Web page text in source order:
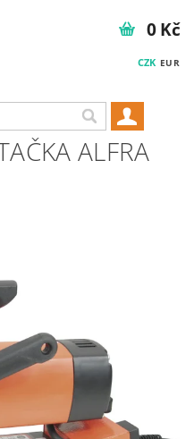
CZK EUR
0 Kč
ALFRA